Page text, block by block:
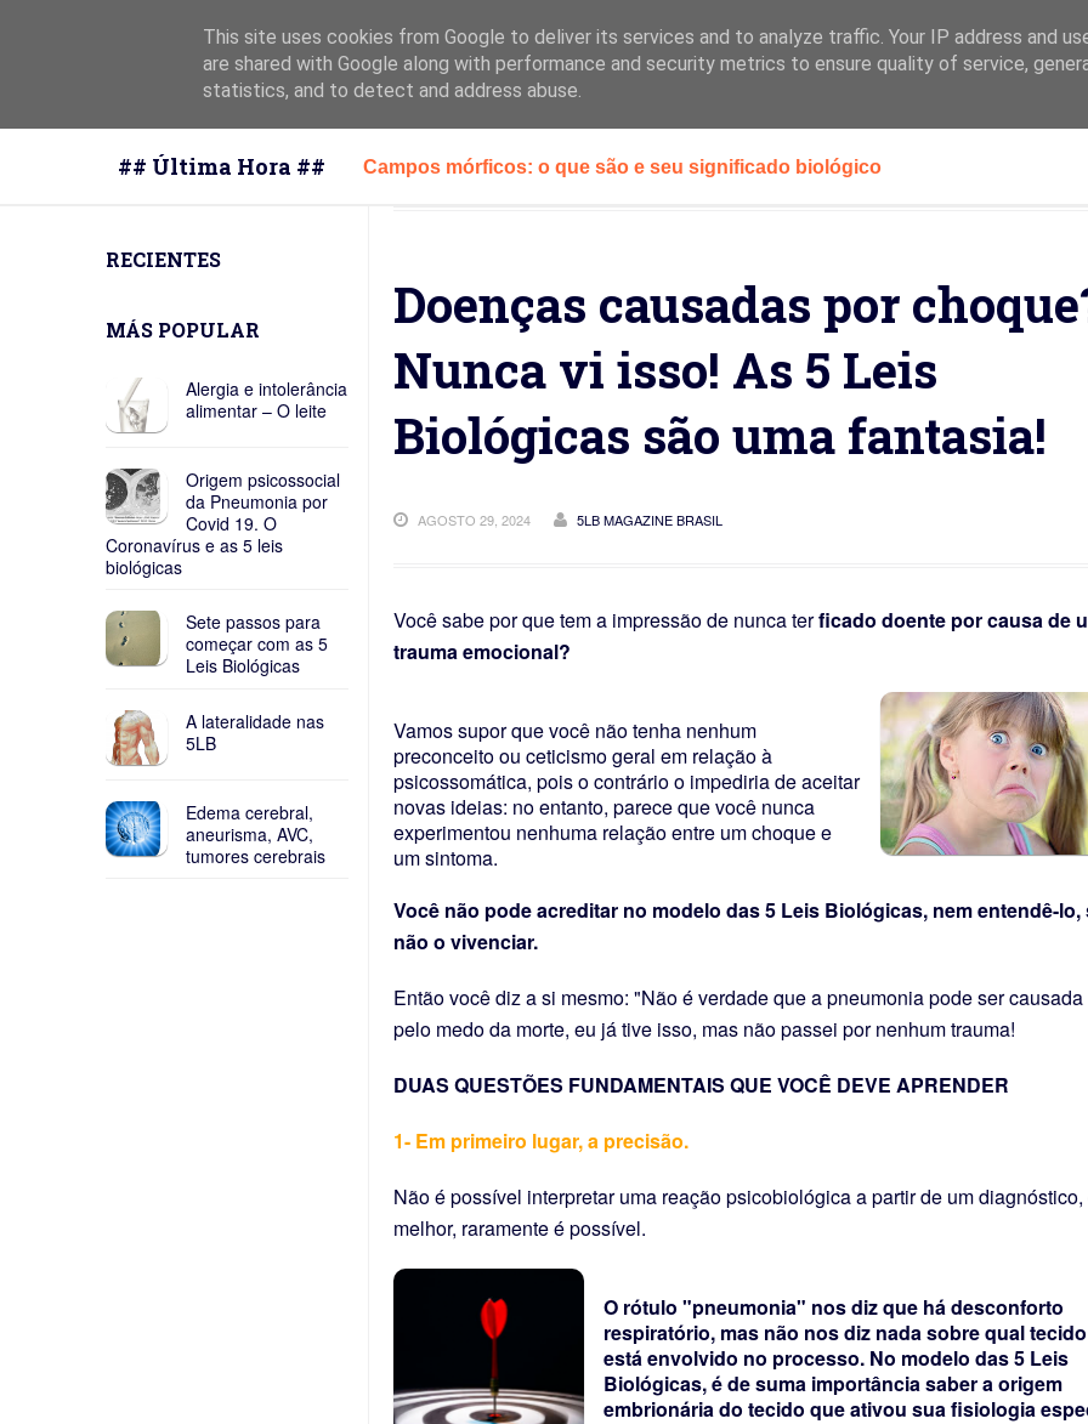
HOME PREMISSA AS 5 LEIS
## Última Hora ## Interpretações para masturbação e o câncer de próstata
Fadiga digital e 'doenças' relacionadas à tecnologia - Parte 1
O Trilho: reflexo condicionado de um conflito biológico (Pavlov etc.)
Emoções: é preciso educar os olhos para observá-las.
O locus de controle das doenças - erro fundamental de atribuição
Campos mórficos: o que são e seu significado biológico
RECIENTES
MÁS POPULAR
Alergia e intolerância
alimentar – O leite
Origem psicossocial
da Pneumonia por
Covid 19. O
Coronavírus e as 5 leis
biológicas
Sete passos para
começar com as 5
Leis Biológicas
A lateralidade nas
5LB
Edema cerebral,
aneurisma, AVC,
tumores cerebrais
Doenças causadas por
Nunca vi isso! As 5 Leis
Biológicas são uma fantasia!
AGOSTO 29, 2024 5LB MAGAZINE BRASIL
Você sabe por que tem a impressão de nunca terficado doente por causa de
trauma emocional?
Vamos supor que você não tenha nenhum
preconceito ou ceticismo geral em relação à
psicossomática, pois o contrário o impediria de aceitar
novas ideias: no entanto, parece que você nunca
experimentou nenhuma relação entre um choque e
um sintoma.
Você não pode acreditar no modelo das 5 Leis Biológicas, nem entendê-lo,
não o vivenciar.
Então você diz a si mesmo: "Não é verdade que a pneumonia pode ser causada
pelo medo da morte, eu já tive isso, mas não passei por nenhum trauma!
DUAS QUESTÕES FUNDAMENTAIS QUE VOCÊ DEVE APRENDER
1- Em primeiro lugar, a precisão.
Não é possível interpretar uma reação psicobiológica a partir de um diagnóstico,
melhor, raramente é possível.
O rótulo "pneumonia" nos diz que há desconforto
respiratório, mas não nos diz nada sobre qual tecido
está envolvido no processo. No modelo das 5 Leis
Biológicas, é de suma importância saber a origem
embrionária do tecido que ativou sua fisiologia
This site uses cookies from Google to deliver its services and to analyze traffic. Your IP address and
are shared with Google along with performance and security metrics to ensure quality of service,
statistics, and to detect and address abuse.